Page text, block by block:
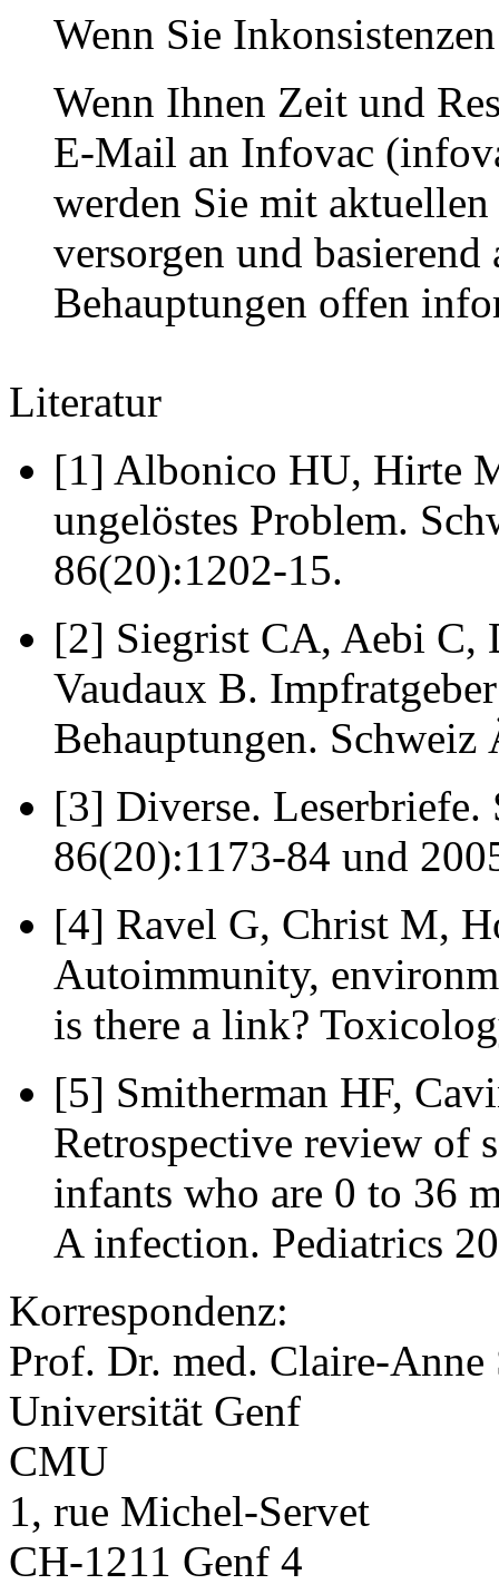
Wenn Sie
Wenn Ihnen Zeit und
E-Mail an Infovac
werden Sie mit
versorgen und
Behauptungen offen
Literatur
[1] Albonico HU, Hirte
ungelöstes Problem.
86(20):1202-15.
[2] Siegrist CA, Aebi C,
Vaudaux B.
Behauptungen.
[3] Diverse.
86(20):1173-84 und
[4] Ravel G, Christ M,
Autoimmunity,
is there a link?
[5] Smitherman HF,
Retrospective review of
infants who are 0 to 36
A infection. Pediatrics
Korrespondenz:
Prof. Dr. med. Claire-Anne
Universität Genf
CMU
1, rue Michel-Servet
CH-1211 Genf 4